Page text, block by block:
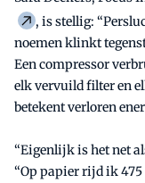
, is stellig:
noemen klinkt
Een compressor
elk vervuild filter en
betekent verloren
“Eigenlijk is het net
“Op papier rijd ik